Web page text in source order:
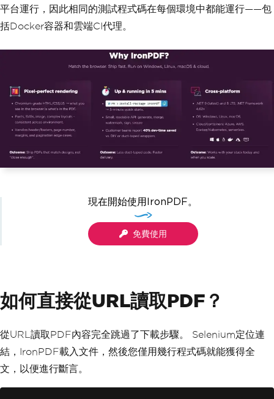
平台運行，因此相同的測試程式碼在每個環境中都能運行——包
括Docker容器和雲端CI代理。
現在開始使用IronPDF。
免費使用
如何直接從URL讀取PDF？
從URL讀取PDF內容完全跳過了下載步驟。 Selenium定位連
結，IronPDF載入文件，然後您僅用幾行程式碼就能獲得全
文，以便進行斷言。